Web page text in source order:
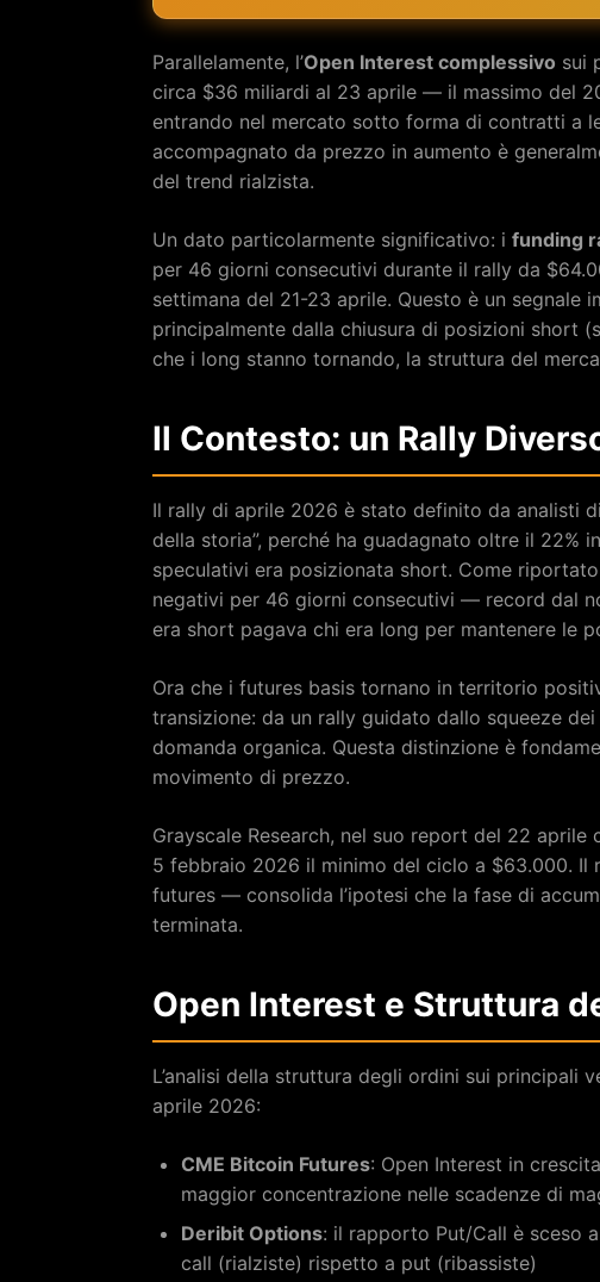
Parallelamente, l’Open Interest complessivo sui
circa $36 miliardi al 23 aprile — il massimo del
entrando nel mercato sotto forma di contratti a
accompagnato da prezzo in aumento è
del trend rialzista.
Un dato particolarmente significativo: i funding
per 46 giorni consecutivi durante il rally da
settimana del 21-23 aprile. Questo è un
principalmente dalla chiusura di posizioni short
che i long stanno tornando, la struttura del
Il Contesto: un Rally
Il rally di aprile 2026 è stato definito da analisti
della storia”, perché ha guadagnato oltre il
speculativi era posizionata short. Come
negativi per 46 giorni consecutivi — record dal
era short pagava chi era long per mantenere le
Ora che i futures basis tornano in territorio
transizione: da un rally guidato dallo squeeze
domanda organica. Questa distinzione è
movimento di prezzo.
Grayscale Research, nel suo report del 22 aprile
5 febbraio 2026 il minimo del ciclo a $63.000.
futures — consolida l’ipotesi che la fase di
terminata.
Open Interest e Struttura
L’analisi della struttura degli ordini sui principali
aprile 2026:
CME Bitcoin Futures: Open Interest in
maggior concentrazione nelle scadenze di
Deribit Options: il rapporto Put/Call è sceso
call (rialziste) rispetto a put (ribassiste)